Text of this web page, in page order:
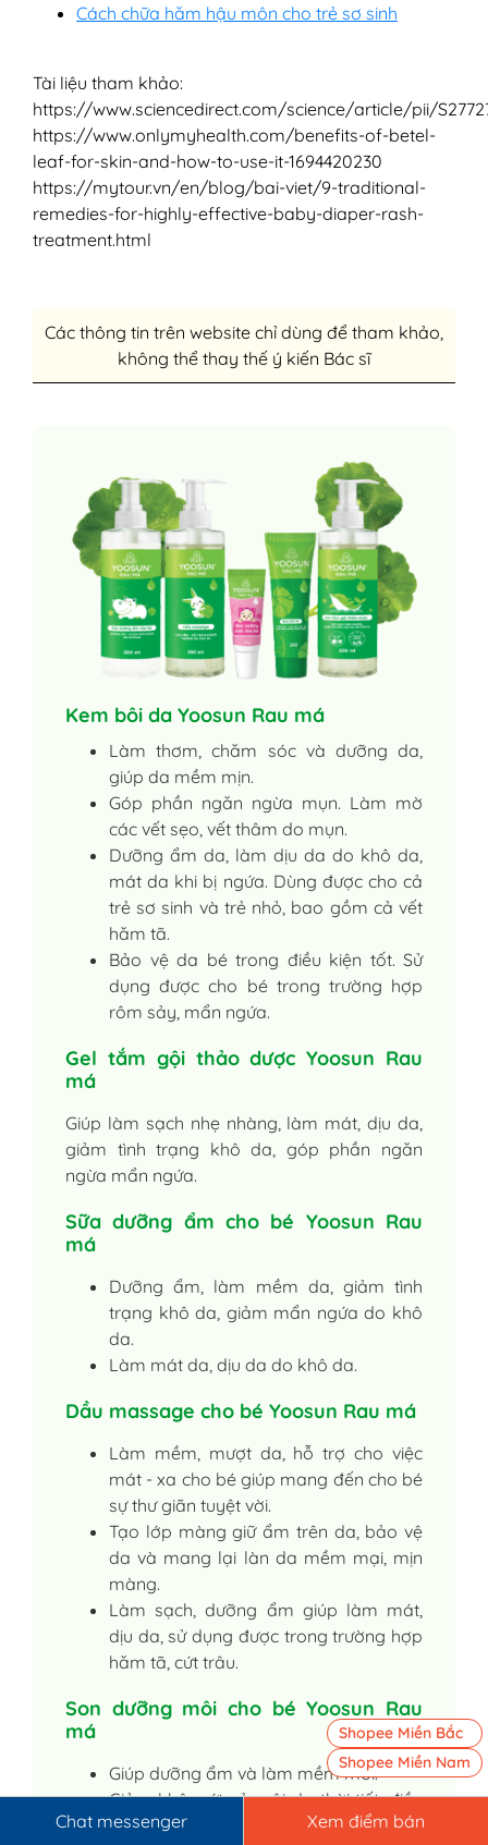
Cách chữa hăm hậu môn cho trẻ sơ sinh
Tài liệu tham khảo:
https://www.sciencedirect.com/science/article/pii/
https://www.onlymyhealth.com/benefits-of-betel-
leaf-for-skin-and-how-to-use-it-1694420230
https://mytour.vn/en/blog/bai-viet/9-traditional-
remedies-for-highly-effective-baby-diaper-rash-
treatment.html
Các thông tin trên website chỉ dùng để tham khảo,
không thể thay thế ý kiến Bác sĩ
Kem bôi da Yoosun Rau má
Làm thơm, chăm sóc và dưỡng da,
giúp da mềm mịn.
Góp phần ngăn ngừa mụn. Làm mờ
các vết sẹo, vết thâm do mụn.
Dưỡng ẩm da, làm dịu da do khô da,
mát da khi bị ngứa. Dùng được cho cả
trẻ sơ sinh và trẻ nhỏ, bao gồm cả vết
hăm tã.
Bảo vệ da bé trong điều kiện tốt. Sử
dụng được cho bé trong trường hợp
rôm sảy, mẩn ngứa.
Gel tắm gội thảo dược Yoosun Rau
má
Giúp làm sạch nhẹ nhàng, làm mát, dịu da,
giảm tình trạng khô da, góp phần ngăn
ngừa mẩn ngứa.
Sữa dưỡng ẩm cho bé Yoosun Rau
má
Dưỡng ẩm, làm mềm da, giảm tình
trạng khô da, giảm mẩn ngứa do khô
da.
Làm mát da, dịu da do khô da.
Dầu massage cho bé Yoosun Rau má
Làm mềm, mượt da, hỗ trợ cho việc
mát - xa cho bé giúp mang đến cho bé
sự thư giãn tuyệt vời.
Tạo lớp màng giữ ẩm trên da, bảo vệ
da và mang lại làn da mềm mại, mịn
màng.
Làm sạch, dưỡng ẩm giúp làm mát,
dịu da, sử dụng được trong trường hợp
hăm tã, cứt trâu.
Son dưỡng môi cho bé Yoosun Rau
má
Giúp dưỡng ẩm và làm mềm môi.
Giảm khô, nứt nẻ môi do thời tiết, điều
hòa.
Chat messenger Xem điểm bán
Shopee Miền Bắc
Shopee Miền Nam